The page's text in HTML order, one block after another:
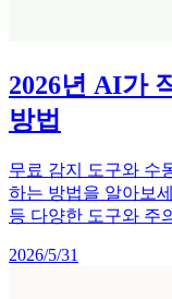
2026년 AI가
방법
무료 감지 도구와 수
하는 방법을 알아보
등 다양한 도구와 주
2026/5/31